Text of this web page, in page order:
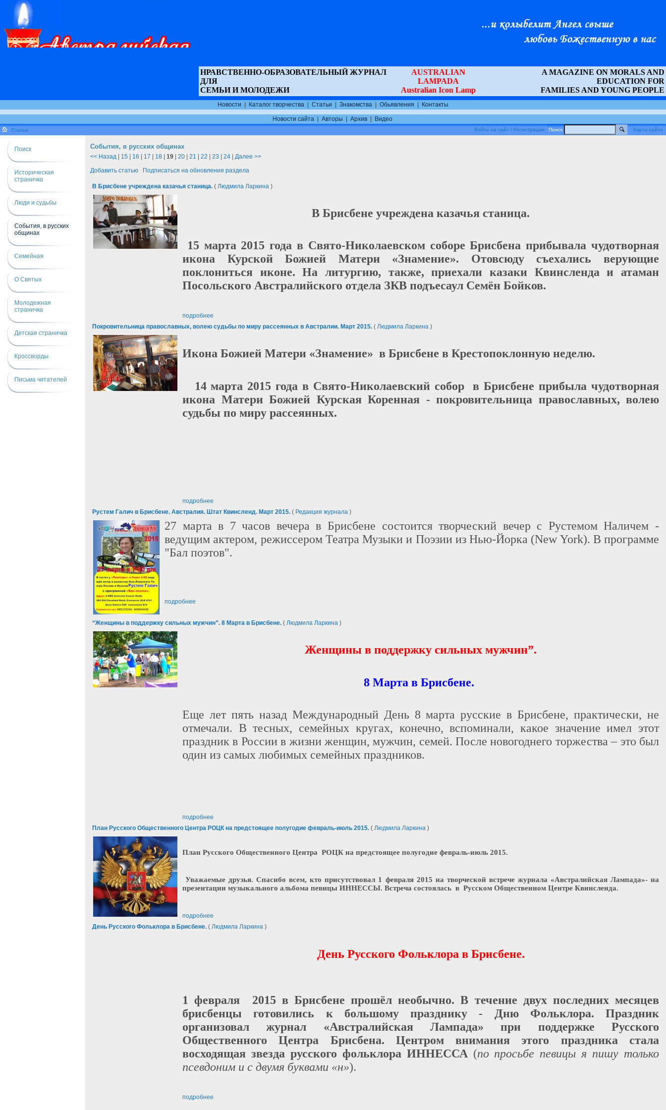
НРАВСТВЕННО-ОБРАЗОВАТЕЛЬНЫЙ ЖУРНАЛ
ДЛЯ
СЕМЬИ И МОЛОДЕЖИ
AUSTRALIAN
LAMPADA
Australian Icon Lamp
A MAGAZINE ON MORALS AND
EDUCATION FOR
FAMILIES AND YOUNG PEOPLE
Новости Каталог творчества Статьи Знакомства Обьявления Контакты
Новости сайта Авторы Архив Видео
Статьи Войти на сайт / Регистрация Поиск Карта сайта
Поиск
Историческая
страничка
Люди и судьбы
События, в русских
общинах
Семейная
О Святых
Молодежная
страничка
Детская страничка
Кроссворды
Письма читателей
События, в русских общинах
<< Назад 15 16 17 18 19 20 21 22 23 24
Далее >>
Добавить статью
Подписаться на обновления раздела
В Брисбене учреждена казачья станица. ( Людмила Ларкина )
В Брисбене учреждена казачья станица.
15 марта 2015 года в Свято-Николаевском соборе Брисбена прибывала чудотворная
икона Курской Божией Матери «Знамение». Отовсюду съехались верующие
поклониться иконе. На литургию, также, приехали казаки Квинсленда и атаман
Посольского Австралийского отдела ЗКВ подъесаул Семён Бойков.
подробнее
Покровительница православных, волею судьбы по миру рассеянных в Австралии. Март 2015. ( Людмила Ларкина )
Икона Божией Матери «Знамение» в Брисбене в Крестопоклонную неделю.
14 марта 2015 года в Свято-Николаевский собор в Брисбене прибыла чудотворная
икона Матери Божией Курская Коренная - покровительница православных, волею
судьбы по миру рассеянных.
подробнее
Рустем Галич в Брисбене. Австралия. Штат Квинсленд. Март 2015. ( Редакция журнала )
27 марта в 7 часов вечера в Брисбене состоится творческий вечер с Рустемом Наличем -
ведущим актером, режиссером Театра Музыки и Поэзии из Нью-Йорка (New York). В программе
"Бал поэтов".
подробнее
“Женщины в поддержку сильных мужчин”. 8 Марта в Брисбене. ( Людмила Ларкина )
Женщины в поддержку сильных мужчин”.
8 Марта в Брисбене.
Еще лет пять назад Международный День 8 марта русские в Брисбене, практически, не
отмечали. В тесных, семейных кругах, конечно, вспоминали, какое значение имел этот
праздник в России в жизни женщин, мужчин, семей. После новогоднего торжества – это был
один из самых любимых семейных праздников.
подробнее
План Русского Общественного Центра РОЦК на предстоящее полугодие февраль-июль 2015. ( Людмила Ларкина )
План Русского Общественного Центра РОЦК на предстоящее полугодие февраль-июль 2015.
Уважаемые друзья. Спасибо всем, кто присутствовал 1 февраля 2015 на творческой встрече журнала «Австралийская Лампада»- на
презентации музыкального альбома певицы ИННЕССЫ. Встреча состоялась в Русском Общественном Центре Квинсленда.
подробнее
День Русского Фольклора в Брисбене. ( Людмила Ларкина )
День Русского Фольклора в Брисбене.
1 февраля 2015 в Брисбене прошёл необычно. В течение двух последних месяцев
брисбенцы готовились к большому празднику - Дню Фольклора. Праздник
организовал журнал «Австралийская Лампада» при поддержке Русского
Общественного Центра Брисбена. Центром внимания этого праздника стала
восходящая звезда русского фольклора ИННЕССА (по просьбе певицы я пишу только
псевдоним и с двумя буквами «н»).
подробнее